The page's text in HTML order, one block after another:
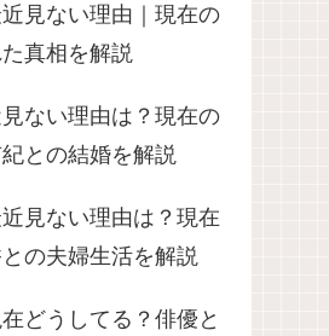
見ない理由｜現在の
真相を解説
ない理由は？現在の
との結婚を解説
見ない理由は？現在
の夫婦生活を解説
どうしてる？俳優と